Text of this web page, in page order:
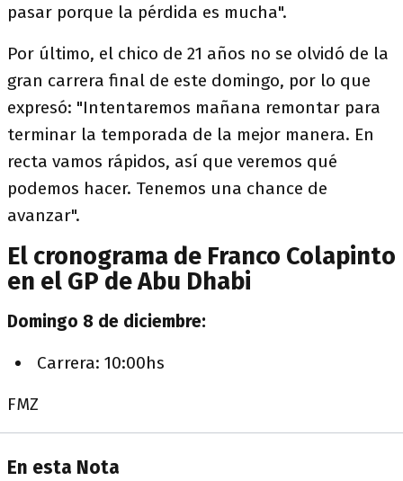
pasar porque la pérdida es mucha".
Por último, el chico de 21 años no se olvidó de la
gran carrera final de este domingo, por lo que
expresó: "Intentaremos mañana remontar para
terminar la temporada de la mejor manera. En
recta vamos rápidos, así que veremos qué
podemos hacer. Tenemos una chance de
avanzar".
El cronograma de Franco Colapinto
en el GP de Abu Dhabi
Domingo 8 de diciembre:
Carrera: 10:00hs
FMZ
En esta Nota